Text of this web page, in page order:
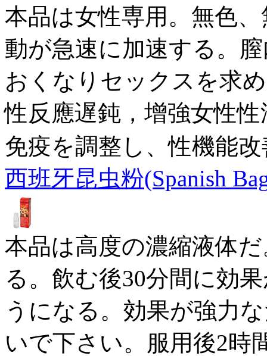
本品は女性専用。無色
動が急速に加速する。
おくなりセックスを求
性反應遅鈍，增強女性
免疫を調整し、性機能
西班牙昆虫粉(Spanish
本品は高度の濃縮液体
る。飲む後30分間に効
うになる。効果が強力
いで下さい。服用後2時